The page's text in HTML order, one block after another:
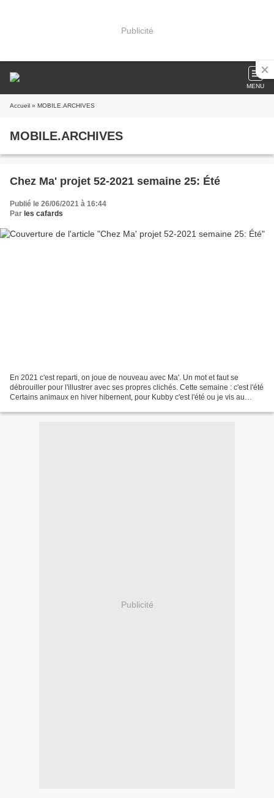
Publicité
MENU
Accueil » MOBILE.ARCHIVES
MOBILE.ARCHIVES
Chez Ma' projet 52-2021 semaine 25: Été
Publié le 26/06/2021 à 16:44
Par les cafards
En 2021 c'est reparti, on joue de nouveau avec Ma'. Un mot et faut se
débrouiller pour l'illustrer avec ses propres clichés. Cette semaine : c'est l'été
Certains animaux en hiver hibernent, pour Kubby c'est l'été ou je vis au
Publicité